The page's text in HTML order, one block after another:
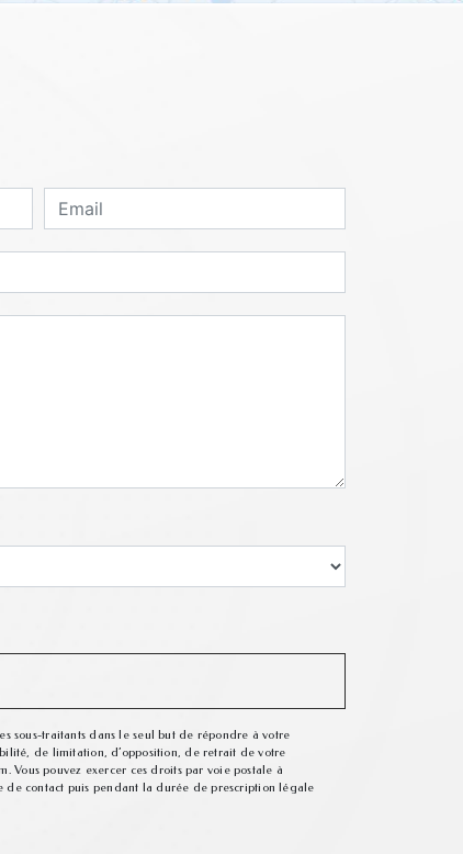
sous-traitants dans le seul but de répondre à votre
de limitation, d’opposition, de retrait de votre
Vous pouvez exercer ces droits par voie postale à
de contact puis pendant la durée de prescription légale